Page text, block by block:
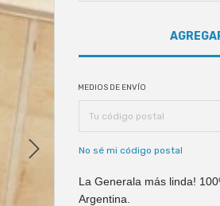
MEDIOS DE ENVÍO
No sé mi código postal
La Generala más linda!
Argentina.